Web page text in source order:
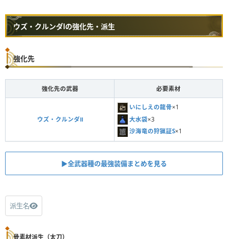
ウズ・クルンダⅠの強化先・派生
強化先
強化先の武器 必要素材
ウズ・クルンダⅡ
いにしえの龍骨×1
大水袋×3
沙海竜の狩猟証S×1
▶︎全武器種の最強装備まとめを見る
派生名
骨素材派生（太刀）